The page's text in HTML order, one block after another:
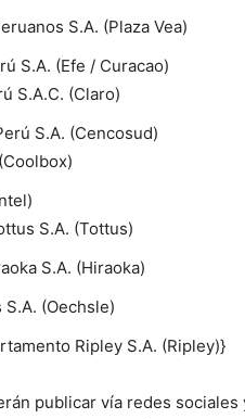
S.A. (Plaza Vea)
S.A. (Efe / Curacao)
S.A.C. (Claro)
S.A. (Cencosud)
S.A. (Tottus)
S.A. (Hiraoka)
(Oechsle)
Ripley S.A. (Ripley)}
publicar vía redes